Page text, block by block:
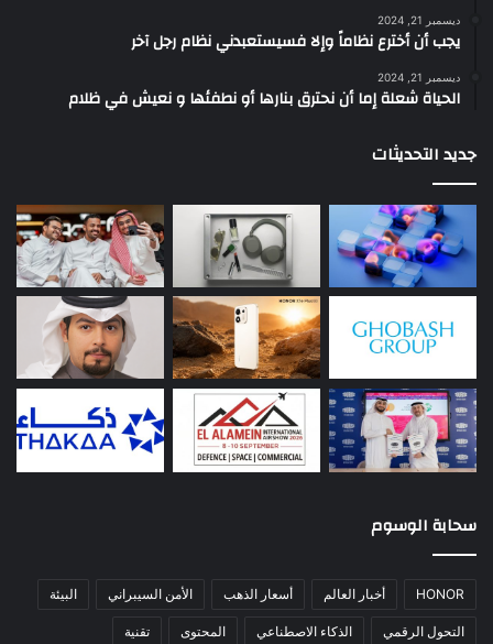
ديسمبر 21, 2024
يجب أن أخترع نظاماً وإلا فسيستعبدني نظام رجل آخر
ديسمبر 21, 2024
الحياة شعلة إما أن نحترق بنارها أو نطفئها و نعيش في ظلام
جديد التحديثات
سحابة الوسوم
HONOR أخبار العالم أسعار الذهب الأمن السيبراني البيئة
التحول الرقمي الذكاء الاصطناعي المحتوى تقنية